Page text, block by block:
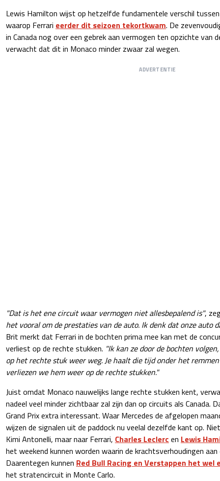
Lewis Hamilton wijst op hetzelfde fundamentele verschil
waarop Ferrari eerder dit seizoen tekortkwam. De
in Canada nog over een gebrek aan vermogen ten opzichte van
verwacht dat dit in Monaco minder zwaar zal wegen.
ADVERTENTIE
"Dat is het ene circuit waar vermogen niet allesbepalend is",
het vooral om de prestaties van de auto. Ik denk dat onze auto
Brit merkt dat Ferrari in de bochten prima mee kan met de
verliest op de rechte stukken. "Ik kan ze door de bochten
op het rechte stuk weer weg. Je haalt die tijd onder het
verliezen we hem weer op de rechte stukken."
Juist omdat Monaco nauwelijks lange rechte stukken kent,
nadeel veel minder zichtbaar zal zijn dan op circuits als Canada.
Grand Prix extra interessant. Waar Mercedes de afgelopen
wijzen de signalen uit de paddock nu veelal dezelfde kant op.
Kimi Antonelli, maar naar Ferrari, Charles Leclerc en Lewis
het weekend kunnen worden waarin de krachtsverhoudingen
Daarentegen kunnen Red Bull Racing en Verstappen het wel
het stratencircuit in Monte Carlo.